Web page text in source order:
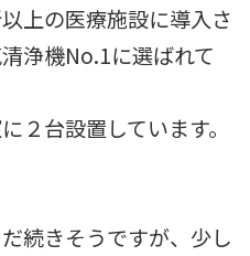
上の医療施設に導入さ
浄機No.1に選ばれて
２台設置しています。
続きそうですが、少し